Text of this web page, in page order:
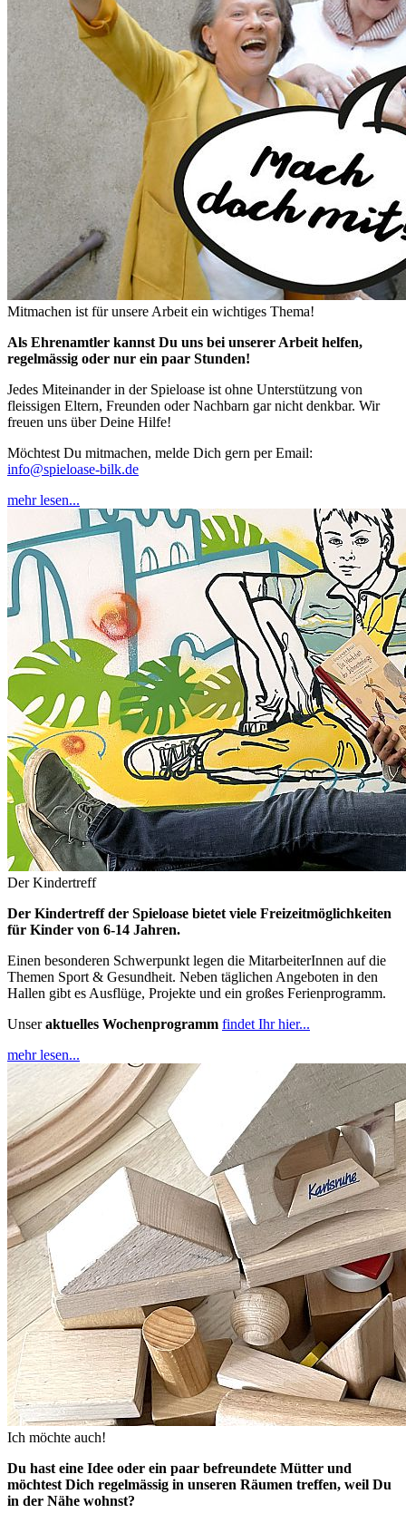
Mitmachen ist für unsere Arbeit ein wichtiges Thema!
Als Ehrenamtler kannst Du uns bei unserer Arbeit helfen,
regelmässig oder nur ein paar Stunden!
Jedes Miteinander in der Spieloase ist ohne Unterstützung von
fleissigen Eltern, Freunden oder Nachbarn gar nicht denkbar. Wir
freuen uns über Deine Hilfe!
Möchtest Du mitmachen, melde Dich gern per Email:
info@spieloase-bilk.de
mehr lesen...
Der Kindertreff
Der Kindertreff der Spieloase bietet viele Freizeitmöglichkeiten
für Kinder von 6-14 Jahren.
Einen besonderen Schwerpunkt legen die MitarbeiterInnen auf die
Themen Sport & Gesundheit. Neben täglichen Angeboten in den
Hallen gibt es Ausflüge, Projekte und ein großes Ferienprogramm.
Unseraktuelles Wochenprogramm findet Ihr hier...
mehr lesen...
Ich möchte auch!
Du hast eine Idee oder ein paar befreundete Mütter und
möchtest Dich regelmässig in unseren Räumen treffen, weil Du
in der Nähe wohnst?